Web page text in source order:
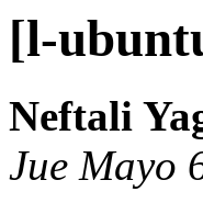
[l-
Neftali
Jue Mayo